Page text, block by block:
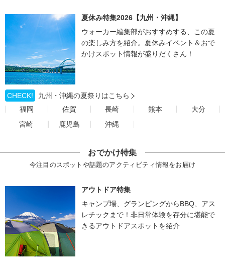
夏休み特集2026【九州・沖縄】
ウォーカー編集部がおすすめする、この夏
の楽しみ方を紹介。夏休みイベント＆おで
かけスポット情報が盛りだくさん！
CHECK!
九州・沖縄の夏祭りはこちら
福岡
佐賀 長崎 熊本
大分
宮崎
鹿児島 沖縄
おでかけ特集
今注目のスポットや話題のアクティビティ情報をお届け
アウトドア特集
キャンプ場、グランピングからBBQ、アス
レチックまで！非日常体験を存分に堪能で
きるアウトドアスポットを紹介